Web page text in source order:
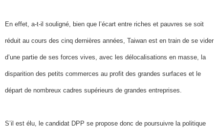
En effet, a-t-il souligné, bien que l’écart entre riches et pauvres se soit
réduit au cours des cinq dernières années, Taiwan est en train de se vider
d’une partie de ses forces vives, avec les délocalisations en masse, la
disparition des petits commerces au profit des grandes surfaces et le
départ de nombreux cadres supérieurs de grandes entreprises.
S’il est élu, le candidat DPP se propose donc de poursuivre la politique